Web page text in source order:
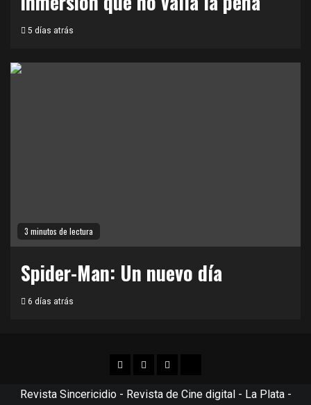
5 días atrás
3 minutos de lectura
Spider-Man: Un nuevo día
6 días atrás
Facebook
TwitterInstagram
Revista Sincericidio - Revista de Cine digital - La Plata -